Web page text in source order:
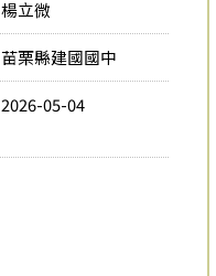
楊立微
苗栗縣建國國中
2026-05-04